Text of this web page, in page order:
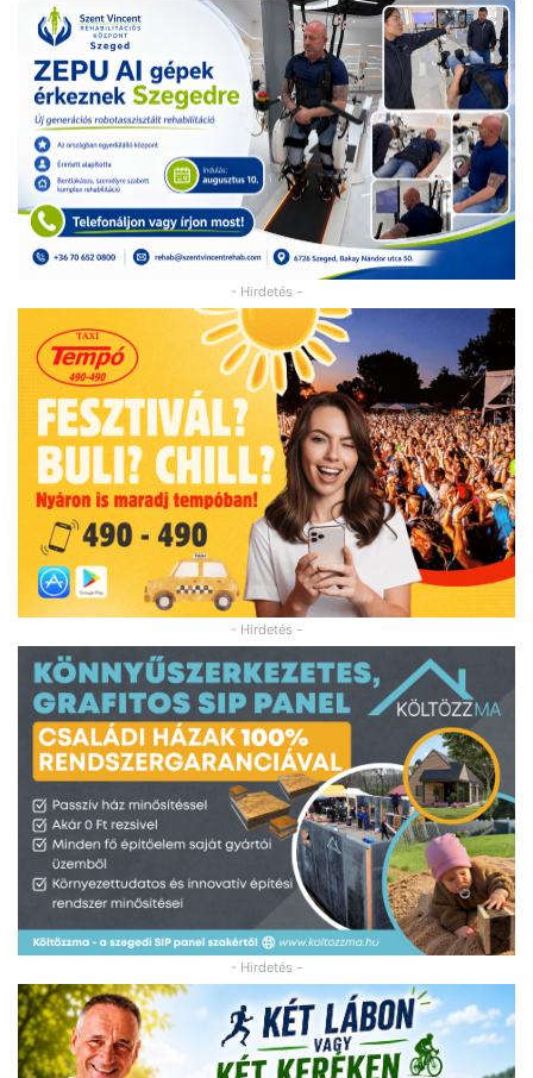
- Hirdetés -
- Hirdetés -
- Hirdetés -